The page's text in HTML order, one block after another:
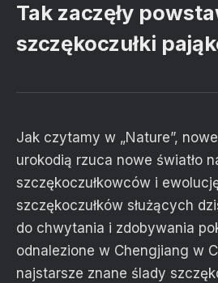
Tak zaczęły
szczękoczułki
Jak czytamy w „Nature”,
urokodią rzuca nowe światło
szczękoczułkowców i
szczękoczułków służących
do chwytania i zdobywania
odnalezione w Chengjiang w
najstarsze znane ślady